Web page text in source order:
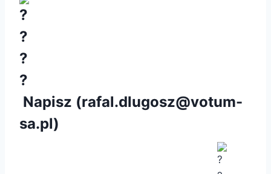
Napisz (rafal.dlugosz@votum-
sa.pl)